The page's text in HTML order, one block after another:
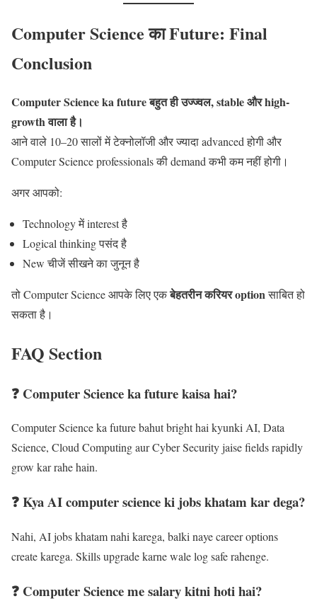
Computer Science का Future: Final
Conclusion
Computer Science ka future बहुत ही उज्ज्वल, stable और high-
growth वाला है।
आने वाले 10–20 सालों में टेक्नोलॉजी और ज्यादा advanced होगी और
Computer Science professionals की demand कभी कम नहीं होगी।
अगर आपको:
Technology में interest है
Logical thinking पसंद है
New चीजें सीखने का जुनून है
तो Computer Science आपके लिए एकबेहतरीन करियर optionसाबित हो
सकता है।
FAQ Section
❓ Computer Science ka future kaisa hai?
Computer Science ka future bahut bright hai kyunki AI, Data
Science, Cloud Computing aur Cyber Security jaise fields rapidly
grow kar rahe hain.
❓ Kya AI computer science ki jobs khatam kar dega?
Nahi, AI jobs khatam nahi karega, balki naye career options
create karega. Skills upgrade karne wale log safe rahenge.
❓ Computer Science me salary kitni hoti hai?